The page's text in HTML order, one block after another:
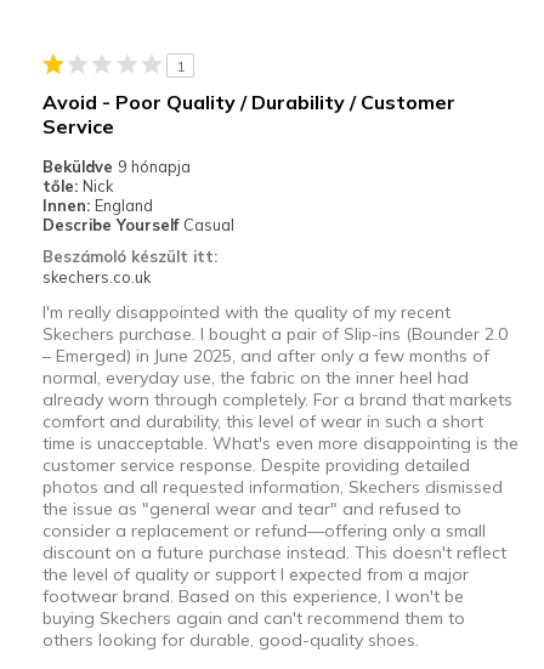
Sizing
Feels half size too small
1
Avoid - Poor Quality / Durability / Customer
Service
Beküldve 9 hónapja
tőle: Nick
Innen: England
Describe Yourself Casual
Beszámoló készült itt:
skechers.co.uk
I'm really disappointed with the quality of my recent
Skechers purchase. I bought a pair of Slip-ins (Bounder 2.0
– Emerged) in June 2025, and after only a few months of
normal, everyday use, the fabric on the inner heel had
already worn through completely. For a brand that markets
comfort and durability, this level of wear in such a short
time is unacceptable. What's even more disappointing is the
customer service response. Despite providing detailed
photos and all requested information, Skechers dismissed
the issue as "general wear and tear" and refused to
consider a replacement or refund—offering only a small
discount on a future purchase instead. This doesn't reflect
the level of quality or support I expected from a major
footwear brand. Based on this experience, I won't be
buying Skechers again and can't recommend them to
others looking for durable, good-quality shoes.